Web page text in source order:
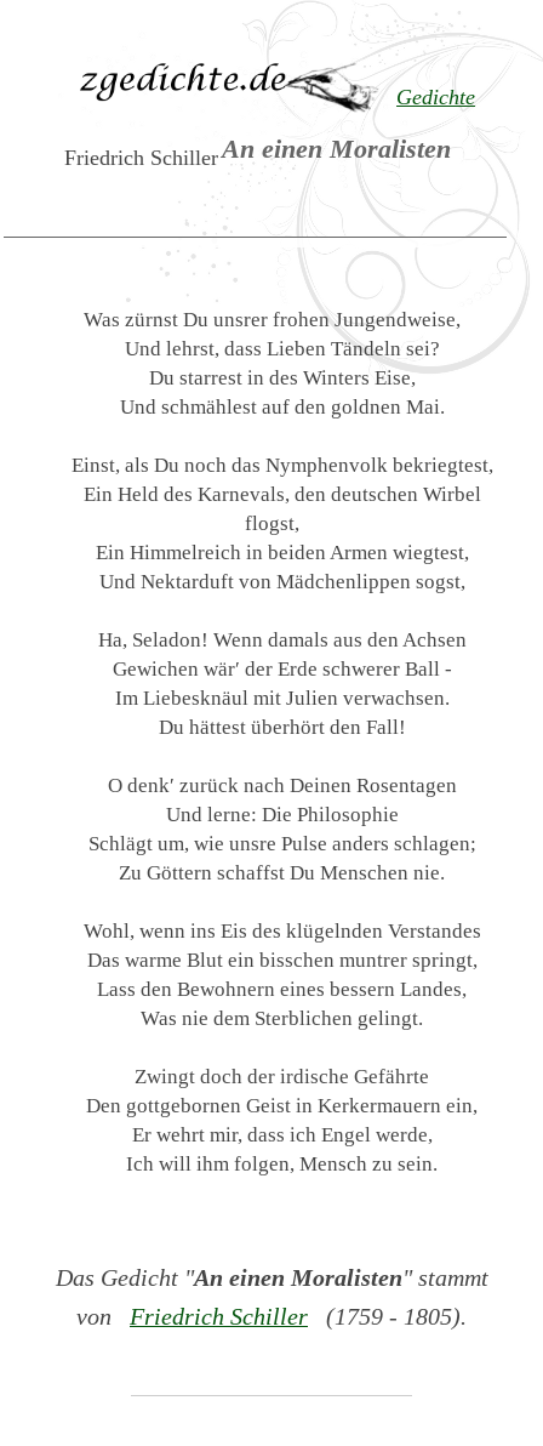
Gedichte
An einen Moralisten
Friedrich Schiller
Was zürnst Du unsrer frohen Jungendweise,
Und lehrst, dass Lieben Tändeln sei?
Du starrest in des Winters Eise,
Und schmählest auf den goldnen Mai.
Einst, als Du noch das Nymphenvolk bekriegtest,
Ein Held des Karnevals, den deutschen Wirbel
flogst,
Ein Himmelreich in beiden Armen wiegtest,
Und Nektarduft von Mädchenlippen sogst,
Ha, Seladon! Wenn damals aus den Achsen
Gewichen wär′ der Erde schwerer Ball -
Im Liebesknäul mit Julien verwachsen.
Du hättest überhört den Fall!
O denk′ zurück nach Deinen Rosentagen
Und lerne: Die Philosophie
Schlägt um, wie unsre Pulse anders schlagen;
Zu Göttern schaffst Du Menschen nie.
Wohl, wenn ins Eis des klügelnden Verstandes
Das warme Blut ein bisschen muntrer springt,
Lass den Bewohnern eines bessern Landes,
Was nie dem Sterblichen gelingt.
Zwingt doch der irdische Gefährte
Den gottgebornen Geist in Kerkermauern ein,
Er wehrt mir, dass ich Engel werde,
Ich will ihm folgen, Mensch zu sein.
Das Gedicht "An einen Moralisten" stammt
von
Friedrich Schiller (1759 - 1805).